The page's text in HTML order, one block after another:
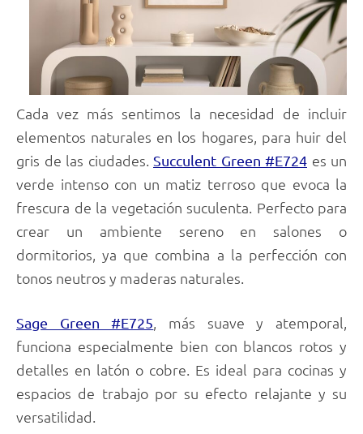
Cada vez más sentimos la necesidad de incluir
elementos naturales en los hogares, para huir del
gris de las ciudades. Succulent Green #E724 es un
verde intenso con un matiz terroso que evoca la
frescura de la vegetación suculenta. Perfecto para
crear un ambiente sereno en salones o
dormitorios, ya que combina a la perfección con
tonos neutros y maderas naturales.
Sage Green #E725, más suave y atemporal,
funciona especialmente bien con blancos rotos y
detalles en latón o cobre. Es ideal para cocinas y
espacios de trabajo por su efecto relajante y su
versatilidad.